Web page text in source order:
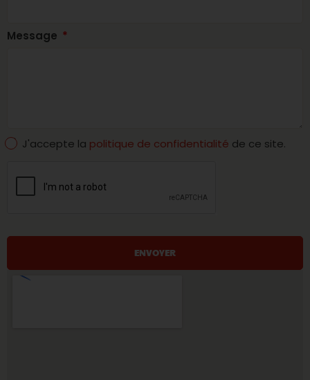
Message
J'accepte la politique de confidentialité de ce site.
ENVOYER